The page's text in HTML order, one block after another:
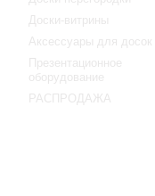
Доски-витрины
Аксессуары для досок
Презентационное
оборудование
РАСПРОДАЖА